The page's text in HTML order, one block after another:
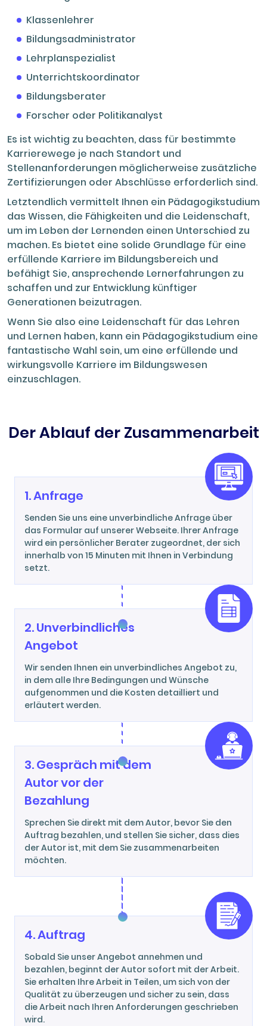
Klassenlehrer
Bildungsadministrator
Lehrplanspezialist
Unterrichtskoordinator
Bildungsberater
Forscher oder Politikanalyst
Es ist wichtig zu beachten, dass für bestimmte
Karrierewege je nach Standort und
Stellenanforderungen möglicherweise zusätzliche
Zertifizierungen oder Abschlüsse erforderlich sind.
Letztendlich vermittelt Ihnen ein Pädagogikstudium
das Wissen, die Fähigkeiten und die Leidenschaft,
um im Leben der Lernenden einen Unterschied zu
machen. Es bietet eine solide Grundlage für eine
erfüllende Karriere im Bildungsbereich und
befähigt Sie, ansprechende Lernerfahrungen zu
schaffen und zur Entwicklung künftiger
Generationen beizutragen.
Wenn Sie also eine Leidenschaft für das Lehren
und Lernen haben, kann ein Pädagogikstudium eine
fantastische Wahl sein, um eine erfüllende und
wirkungsvolle Karriere im Bildungswesen
einzuschlagen.
Der Ablauf der Zusammenarbeit
1. Anfrage
Senden Sie uns eine unverbindliche Anfrage über
das Formular auf unserer Webseite. Ihrer Anfrage
wird ein persönlicher Berater zugeordnet, der sich
innerhalb von 15 Minuten mit Ihnen in Verbindung
setzt.
2. Unverbindliches
Angebot
Wir senden Ihnen ein unverbindliches Angebot zu,
in dem alle Ihre Bedingungen und Wünsche
aufgenommen und die Kosten detailliert und
erläutert werden.
3. Gespräch mit dem
Autor vor der
Bezahlung
Sprechen Sie direkt mit dem Autor, bevor Sie den
Auftrag bezahlen, und stellen Sie sicher, dass dies
der Autor ist, mit dem Sie zusammenarbeiten
möchten.
4. Auftrag
Sobald Sie unser Angebot annehmen und
bezahlen, beginnt der Autor sofort mit der Arbeit.
Sie erhalten Ihre Arbeit in Teilen, um sich von der
Qualität zu überzeugen und sicher zu sein, dass
die Arbeit nach Ihren Anforderungen geschrieben
wird.